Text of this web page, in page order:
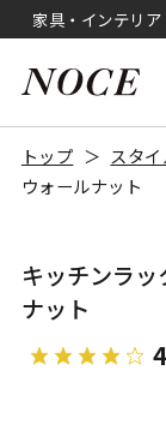
家具・インテリ
トップ スタ
ウォールナット
キッチンラ
ナット